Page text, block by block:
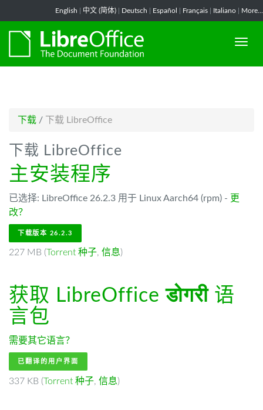
English 中文 (简体) Deutsch Español Français Italiano More...
下载 / 下载 LibreOffice
下载 LibreOffice
主安装程序
已选择: LibreOffice 26.2.3 用于 Linux Aarch64 (rpm) - 更
改？
下载版本 26.2.3
227 MB (Torrent 种子, 信息)
获取 LibreOfficeडोगरी语
言包
需要其它语言？
已翻译的用户界面
337 KB (Torrent 种子, 信息)